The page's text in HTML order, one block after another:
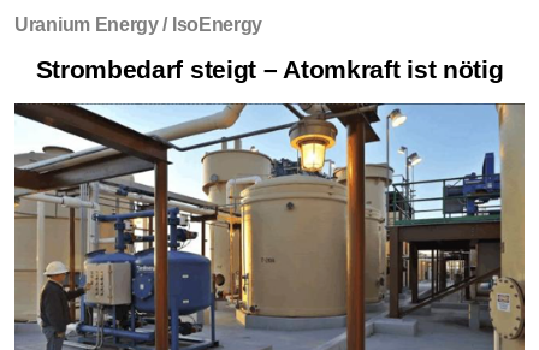
Uranium Energy / IsoEnergy
Strombedarf steigt – Atomkraft ist nötig